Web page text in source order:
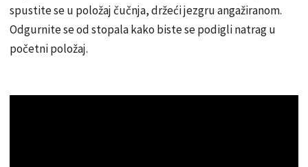
spustite se u položaj čučnja, držeći jezgru angažiranom.
Odgurnite se od stopala kako biste se podigli natrag u
početni položaj.